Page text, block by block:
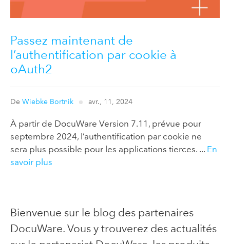
Passez maintenant de
l’authentification par cookie à
oAuth2
De Wiebke Bortnik avr., 11, 2024
À partir de DocuWare Version 7.11, prévue pour
septembre 2024, l’authentification par cookie ne
sera plus possible pour les applications tierces. ... En
savoir plus
Bienvenue sur le blog des partenaires
DocuWare. Vous y trouverez des actualités